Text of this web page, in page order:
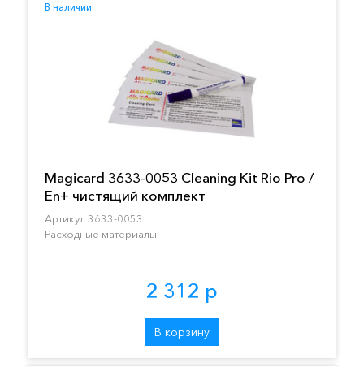
В наличии
Magicard 3633-0053 Cleaning Kit Rio Pro /
En+ чистящий комплект
Артикул 3633-0053
Расходные материалы
2 312 р
В корзину